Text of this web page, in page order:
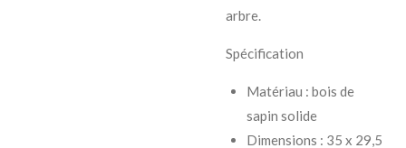
arbre.
Spécification
Matériau : bois de
sapin solide
Dimensions : 35 x 29,5